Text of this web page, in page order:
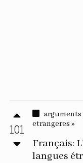
101
arguments
etrangeres »
Français:
langues